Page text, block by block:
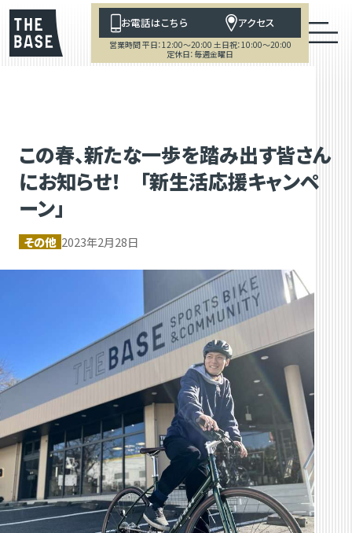
お電話はこちら アクセス
営業時間 平日：12:00～20:00 土日祝：10:00～20:00
定休日：毎週金曜日
この春、新たな一歩を踏み出す皆さん
にお知らせ！ 「新生活応援キャンペ
ーン」
その他 2023年2月28日